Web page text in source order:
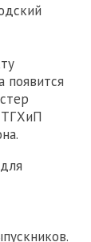
появится